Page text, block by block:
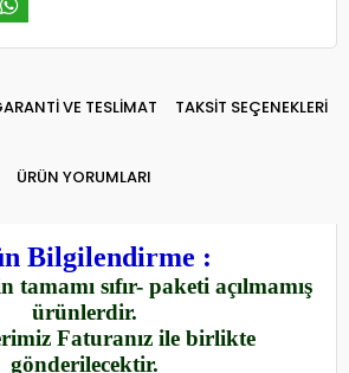
VE TESLİMAT TAKSİT SEÇENEKLERİ
ÜRÜN YORUMLARI
Bilgilendirme :
sıfır- paketi açılmamış
ürünlerdir.
Faturanız ile birlikte
gönderilecektir.